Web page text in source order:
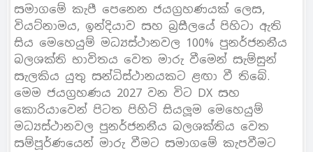
සමාගමේ කැපී පෙනෙන ජයග‍්‍රහණයක් ලෙස,
වියට්නාමය, ඉන්දියාව සහ බ‍්‍රසීලයේ පිහිටා ඇති
සිය මෙහෙයුම් මධ්‍යස්ථානවල 100% පුනර්ජනනීය
බලශක්ති භාවිතය වෙත මාරු වීමෙන් සැම්සුන්
සැලකිය යුතු සන්ධිස්ථානයකට ළඟා වී තිබේ.
මෙම ජයග‍්‍රහණය 2027 වන විට DX සහ
කොරියාවෙන් පිටත පිහිටි සියලූම මෙහෙයුම්
මධ්‍යස්ථානවල පුනර්ජනනීය බලශක්තිය වෙත
සම්පූර්ණයෙන් මාරු වීමට සමාගමේ කැපවීමට